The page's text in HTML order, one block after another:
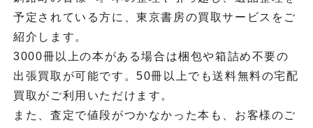
予定されている方に、東京書房の買取サービスをご
紹介します。
3000冊以上の本がある場合は梱包や箱詰め不要の
出張買取が可能です。50冊以上でも送料無料の宅配
買取がご利用いただけます。
また、査定で値段がつかなかった本も、お客様のご